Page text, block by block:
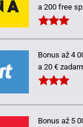
a 200 free
Bonus až 4
a 20 €
Bonus až 5